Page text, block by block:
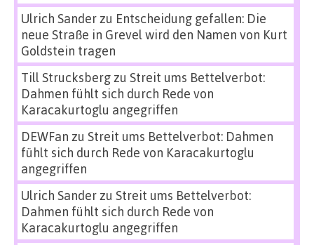
Ulrich Sanderzu Entscheidung gefallen: Die
neue Straße in Grevel wird den Namen von Kurt
Goldstein tragen
Till Strucksbergzu Streit ums Bettelverbot:
Dahmen fühlt sich durch Rede von
Karacakurtoglu angegriffen
DEWFan zu Streit ums Bettelverbot: Dahmen
fühlt sich durch Rede von Karacakurtoglu
angegriffen
Ulrich Sanderzu Streit ums Bettelverbot:
Dahmen fühlt sich durch Rede von
Karacakurtoglu angegriffen